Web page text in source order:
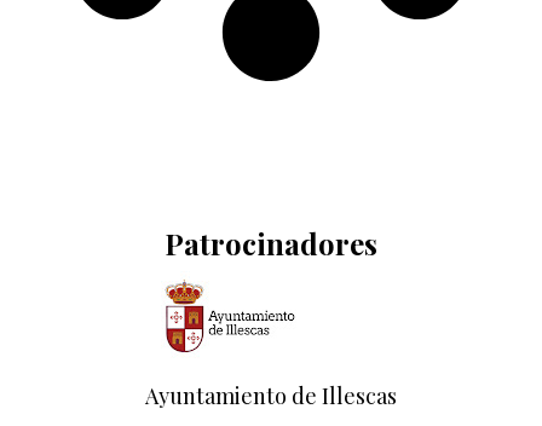
Patrocinadores
Ayuntamiento de Illescas